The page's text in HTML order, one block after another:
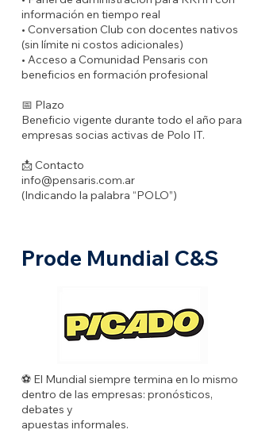
información en tiempo real
• Conversation Club con docentes nativos
(sin límite ni costos adicionales)
• Acceso a Comunidad Pensaris con
beneficios en formación profesional
📅 Plazo
Beneficio vigente durante todo el año para
empresas socias activas de Polo IT.
📩 Contacto
info@pensaris.com.ar
(Indicando la palabra “POLO”)
Prode Mundial C&S
⚽ El Mundial siempre termina en lo mismo
dentro de las empresas: pronósticos,
debates y
apuestas informales.